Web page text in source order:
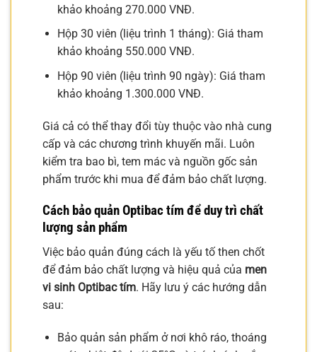
khảo khoảng 270.000 VNĐ.
Hộp 30 viên (liệu trình 1 tháng): Giá tham
khảo khoảng 550.000 VNĐ.
Hộp 90 viên (liệu trình 90 ngày): Giá tham
khảo khoảng 1.300.000 VNĐ.
Giá cả có thể thay đổi tùy thuộc vào nhà cung
cấp và các chương trình khuyến mãi. Luôn
kiểm tra bao bì, tem mác và nguồn gốc sản
phẩm trước khi mua để đảm bảo chất lượng.
Cách bảo quản Optibac tím để duy trì chất
lượng sản phẩm
Việc bảo quản đúng cách là yếu tố then chốt
để đảm bảo chất lượng và hiệu quả của men
vi sinh Optibac tím. Hãy lưu ý các hướng dẫn
sau:
Bảo quản sản phẩm ở nơi khô ráo, thoáng